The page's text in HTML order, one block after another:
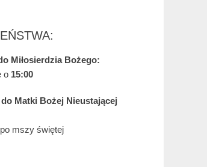
Miłosierdzia Bożego:
o 15:00
Matki Bożej Nieustającej
mszy świętej